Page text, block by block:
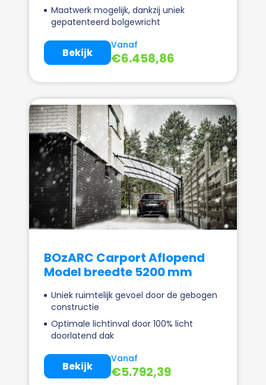
Maatwerk mogelijk, dankzij uniek
gepatenteerd bolgewricht
Vanaf
€6.458,86
Bekijk
BOzARC Carport Aflopend
Model breedte 5200 mm
Uniek ruimtelijk gevoel door de gebogen
constructie
Optimale lichtinval door 100% licht
doorlatend dak
Vanaf
€5.792,39
Bekijk